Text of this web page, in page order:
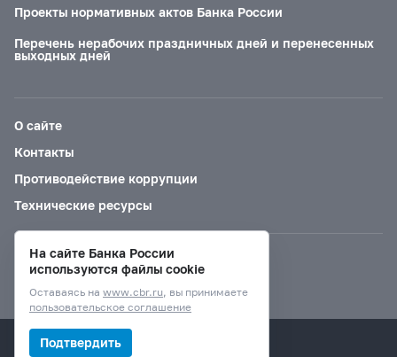
Проекты нормативных актов Банка России
Перечень нерабочих праздничных дней и перенесенных
выходных дней
О сайте
Контакты
Противодействие коррупции
Технические ресурсы
Версия для слабовидящих
© Банк России, 2000–2026.
На сайте Банка России
используются файлы cookie
Оставаясь на www.cbr.ru, вы принимаете
пользовательское соглашение
Подтвердить